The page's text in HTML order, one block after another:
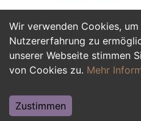
Wir verwenden Cookies,
Nutzererfahrung zu
unserer Webseite stimmen
von Cookies zu. Mehr
Zustimmen
Jetzt